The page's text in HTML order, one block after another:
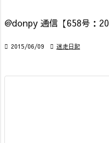
@donpy 通信【658号：
 2015/06/09  迷走日記